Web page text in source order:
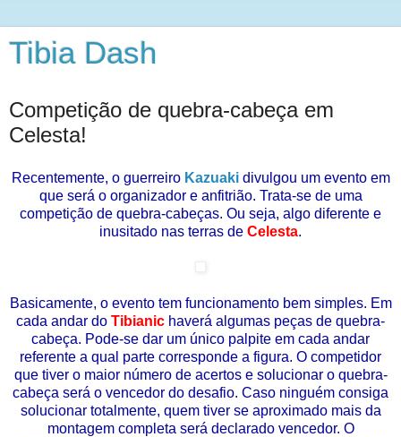
Tibia Dash
Competição de quebra-cabeça em
Celesta!
Recentemente, o guerreiro Kazuakidivulgou um evento em
que será o organizador e anfitrião. Trata-se de uma
competição de quebra-cabeças. Ou seja, algo diferente e
inusitado nas terras de Celesta.
Basicamente, o evento tem funcionamento bem simples. Em
cada andar do Tibianic haverá algumas peças de quebra-
cabeça. Pode-se dar um único palpite em cada andar
referente a qual parte corresponde a figura. O competidor
que tiver o maior número de acertos e solucionar o quebra-
cabeça será o vencedor do desafio. Caso ninguém consiga
solucionar totalmente, quem tiver se aproximado mais da
montagem completa será declarado vencedor. O